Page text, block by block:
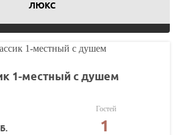
ЛЮКС
1-местный с душем
Гостей
1